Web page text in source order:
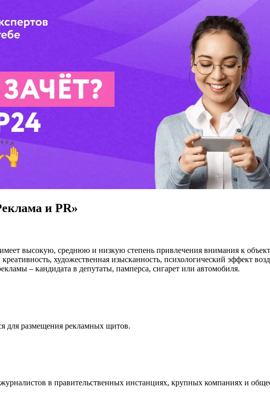
и PR»
высокую, среднюю и низкую степень привлечения внимания к
художественная изысканность, психологический эффект
– кандидата в депутаты, памперса, сигарет или автомобиля.
для размещения рекламных щитов.
в правительственных инстанциях, крупных компаниях и